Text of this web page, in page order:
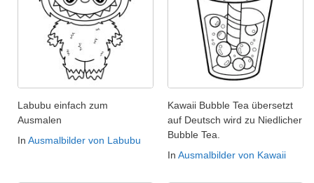
Labubu einfach zum
Ausmalen
In Ausmalbilder von Labubu
Kawaii Bubble Tea übersetzt
auf Deutsch wird zu Niedlicher
Bubble Tea.
In Ausmalbilder von Kawaii